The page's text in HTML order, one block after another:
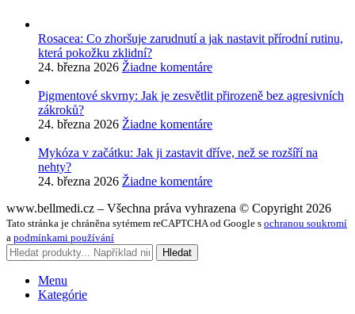
Rosacea: Co zhoršuje zarudnutí a jak nastavit přírodní rutinu,
která pokožku zklidní?
24. března 2026 Žiadne komentáre
Pigmentové skvrny: Jak je zesvětlit přirozeně bez agresivních
zákroků?
24. března 2026 Žiadne komentáre
Mykóza v začátku: Jak ji zastavit dříve, než se rozšíří na
nehty?
24. března 2026 Žiadne komentáre
www.bellmedi.cz – Všechna práva vyhrazena © Copyright 2026
Tato stránka je chráněna sytémem reCAPTCHA od Google s ochranou soukromí
a podmínkami používání
Hledat
Menu
Kategórie